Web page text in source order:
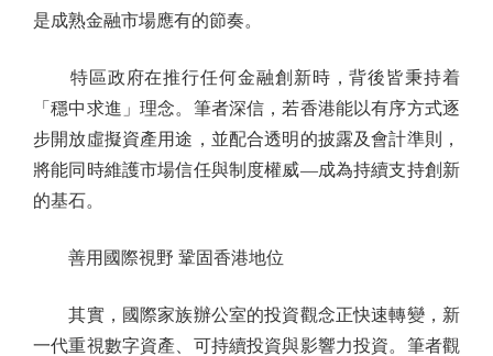
是成熟金融市場應有的節奏。
特區政府在推行任何金融創新時，背後皆秉持着
「穩中求進」理念。筆者深信，若香港能以有序方式逐
步開放虛擬資產用途，並配合透明的披露及會計準則，
將能同時維護市場信任與制度權威—成為持續支持創新
的基石。
善用國際視野 鞏固香港地位
其實，國際家族辦公室的投資觀念正快速轉變，新
一代重視數字資產、可持續投資與影響力投資。筆者觀